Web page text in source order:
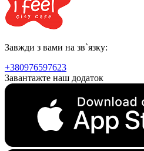
Завжди з вами на зв`язку:
+380976597623
Завантажте наш додаток